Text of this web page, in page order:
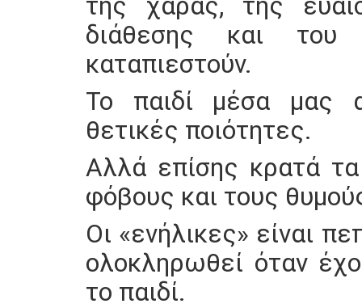
διάθεσης και του
καταπιεστούν.
Το παιδί μέσα μας
θετικές ποιότητες.
Αλλά επίσης κρατά
φόβους και τους
Οι «ενήλικες» είναι
ολοκληρωθεί όταν
το παιδί.